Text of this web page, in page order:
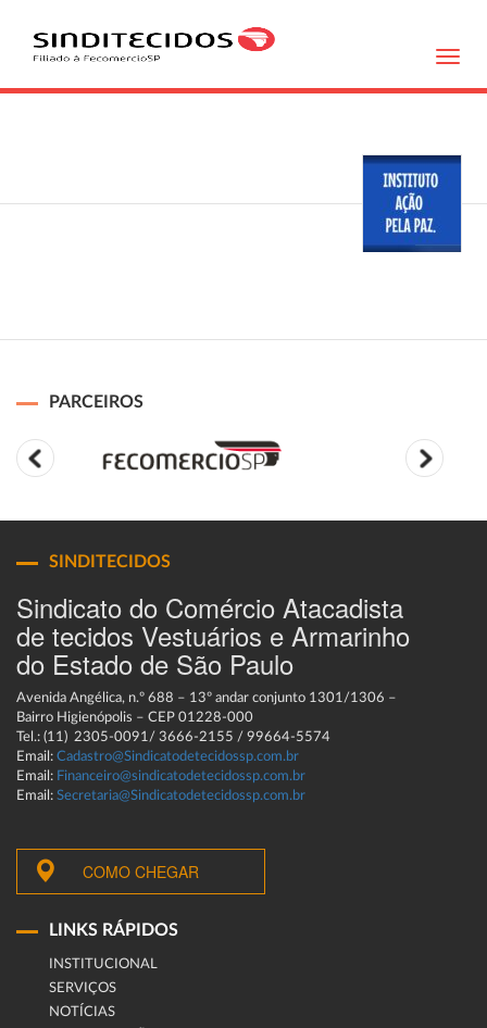
PARCEIROS
SINDITECIDOS
Sindicato do Comércio Atacadista
de tecidos Vestuários e Armarinho
do Estado de São Paulo
Avenida Angélica, n.º 688 – 13º andar conjunto 1301/1306 –
Bairro Higienópolis – CEP 01228-000
Tel.: (11) 2305-0091/ 3666-2155 / 99664-5574
Email: Cadastro@Sindicatodetecidossp.com.br
Email: Financeiro@sindicatodetecidossp.com.br
Email: Secretaria@Sindicatodetecidossp.com.br
COMO CHEGAR
LINKS RÁPIDOS
INSTITUCIONAL
SERVIÇOS
NOTÍCIAS